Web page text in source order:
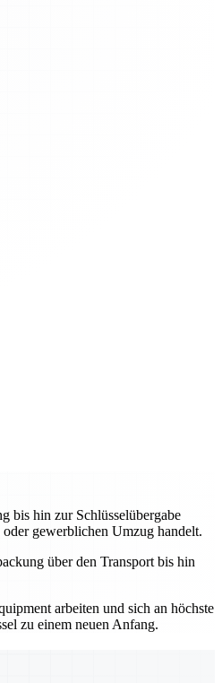
bis hin zur Schlüsselübergabe
gewerblichen Umzug handelt.
über den Transport bis hin
arbeiten und sich an höchste
zu einem neuen Anfang.